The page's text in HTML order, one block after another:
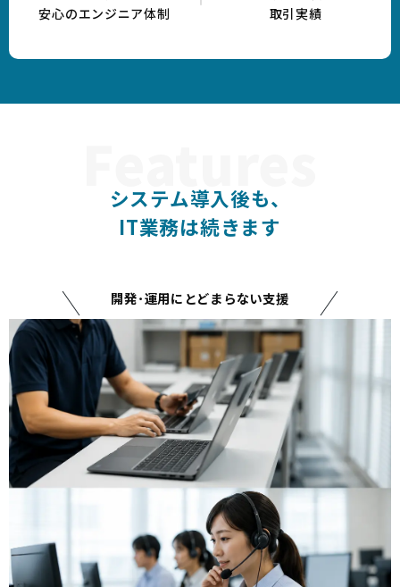
安心のエンジニア体制
取引実績
システム導入後も、
IT業務は続きます
開発･運用にとどまらない支援